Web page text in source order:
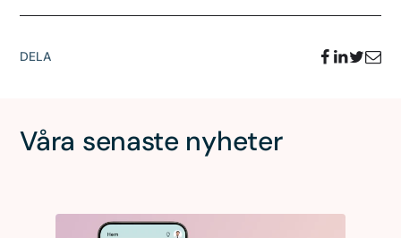
DELA
Våra senaste nyheter